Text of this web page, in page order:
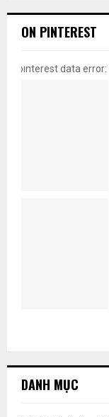
ON PINTEREST
pinterest data
DANH MỤC